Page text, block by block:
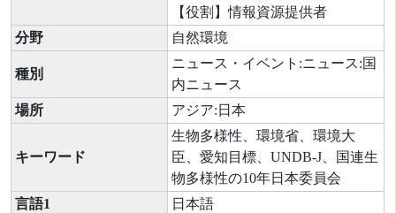
【役割】情報資源提供者
分野
自然環境
種別
ニュース・イベント:ニュース:国
内ニュース
場所
アジア:日本
キーワード
生物多様性、環境省、環境大
臣、愛知目標、UNDB-J、国連生
物多様性の10年日本委員会
言語1
日本語